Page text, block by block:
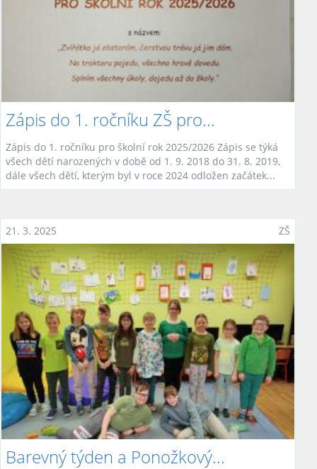
Zápis do 1. ročníku ZŠ pro...
Zápis do 1. ročníku pro školní rok 2025/2026 Zápis se týká
všech dětí narozených v době od 1. 9. 2018 do 31. 8. 2019,
dále všech dětí, kterým byl v roce 2024 odložen začátek...
21. 3. 2025 ZŠ
Barevný týden a Ponožkový...